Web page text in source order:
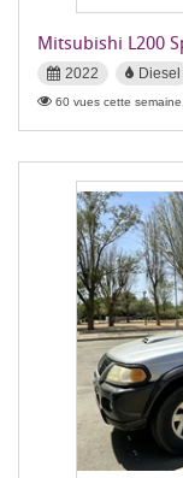
Mitsubishi L200
2022 Diesel
60 vues cette